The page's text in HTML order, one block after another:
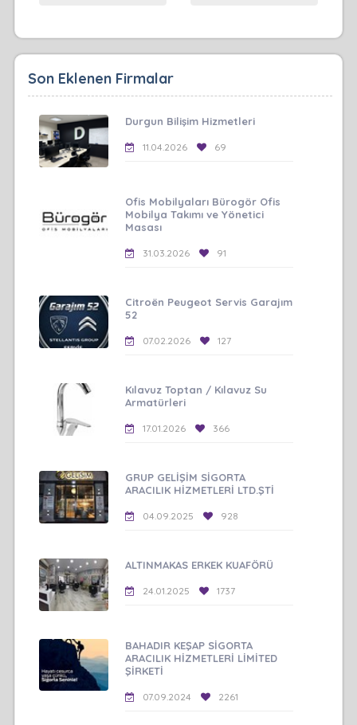
Son Eklenen Firmalar
Durgun Bilişim Hizmetleri
11.04.2026 69
Ofis Mobilyaları Bürogör Ofis
Mobilya Takımı ve Yönetici
Masası
31.03.2026 91
Citroën Peugeot Servis Garajım
52
07.02.2026 127
Kılavuz Toptan / Kılavuz Su
Armatürleri
17.01.2026 366
GRUP GELİŞİM SİGORTA
ARACILIK HİZMETLERİ LTD.ŞTİ
04.09.2025 928
ALTINMAKAS ERKEK KUAFÖRÜ
24.01.2025 1737
BAHADIR KEŞAP SİGORTA
ARACILIK HİZMETLERİ LİMİTED
ŞİRKETİ
07.09.2024 2261